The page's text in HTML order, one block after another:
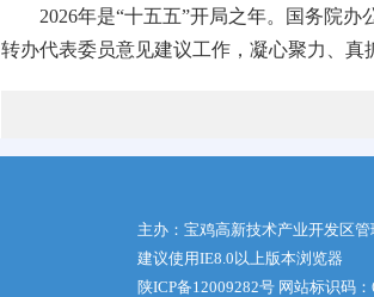
2026年是“十五五”开局之年。国务院
转办代表委员意见建议工作，凝心聚力、
主办：宝鸡高新技术产业开发区
建议使用IE8.0以上版本浏览器
陕ICP备12009282号 网站标识码